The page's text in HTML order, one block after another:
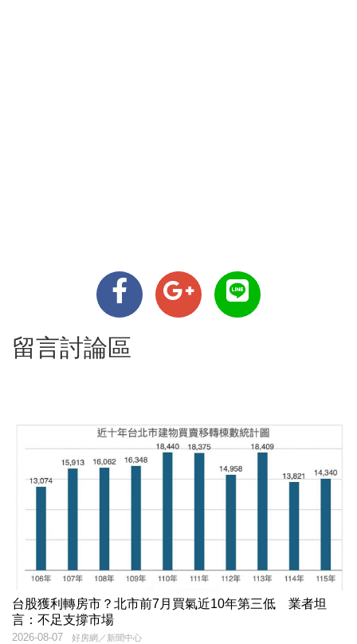
留言討論區
台股獲利轉房市？北市前7月買氣近10年第三低 業者坦
言：不足支撐市場
好房網／新聞中心
2026-08-07